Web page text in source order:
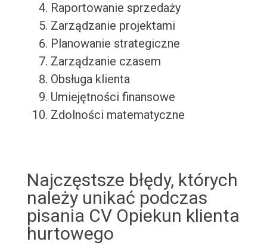
Raportowanie sprzedaży
Zarządzanie projektami
Planowanie strategiczne
Zarządzanie czasem
Obsługa klienta
Umiejętności finansowe
Zdolności matematyczne
Najczęstsze błędy, których
należy unikać podczas
pisania CV Opiekun klienta
hurtowego